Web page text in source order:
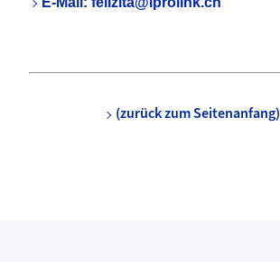
(zurück zum Seitenanfang)